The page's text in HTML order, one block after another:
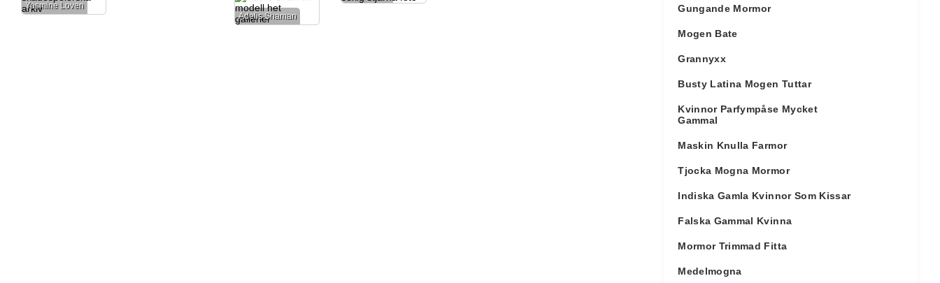
Yasmine Loven
Adelis Shaman
Gungande Mormor
Mogen Bate
Grannyxx
Busty Latina Mogen Tuttar
Kvinnor Parfympåse Mycket
Gammal
Maskin Knulla Farmor
Tjocka Mogna Mormor
Indiska Gamla Kvinnor Som Kissar
Falska Gammal Kvinna
Mormor Trimmad Fitta
Medelmogna